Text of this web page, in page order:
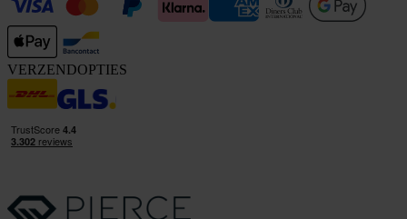
VERZENDOPTIES